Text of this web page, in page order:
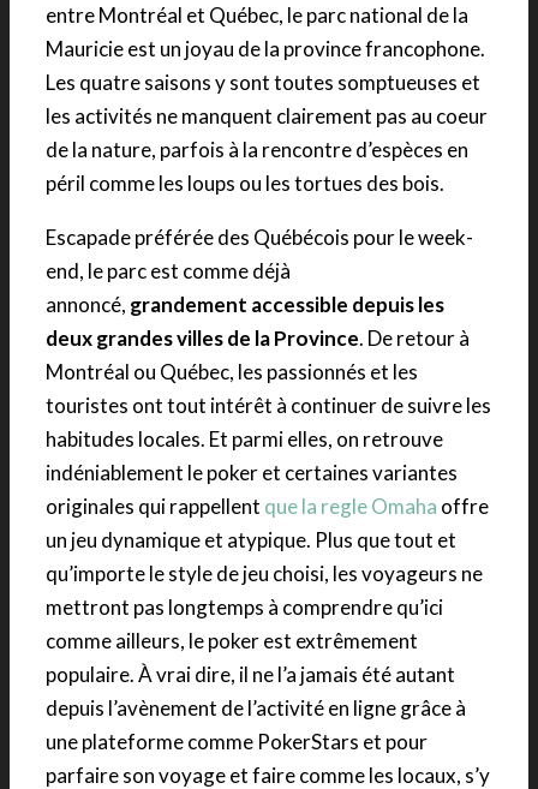
entre Montréal et Québec, le parc national de la
Mauricie est un joyau de la province francophone.
Les quatre saisons y sont toutes somptueuses et
les activités ne manquent clairement pas au coeur
de la nature, parfois à la rencontre d’espèces en
péril comme les loups ou les tortues des bois.
Escapade préférée des Québécois pour le week-
end, le parc est comme déjà
annoncé, grandement accessible depuis les
deux grandes villes de la Province. De retour à
Montréal ou Québec, les passionnés et les
touristes ont tout intérêt à continuer de suivre les
habitudes locales. Et parmi elles, on retrouve
indéniablement le poker et certaines variantes
originales qui rappellent que la regle Omaha offre
un jeu dynamique et atypique. Plus que tout et
qu’importe le style de jeu choisi, les voyageurs ne
mettront pas longtemps à comprendre qu’ici
comme ailleurs, le poker est extrêmement
populaire. À vrai dire, il ne l’a jamais été autant
depuis l’avènement de l’activité en ligne grâce à
une plateforme comme PokerStars et pour
parfaire son voyage et faire comme les locaux, s’y